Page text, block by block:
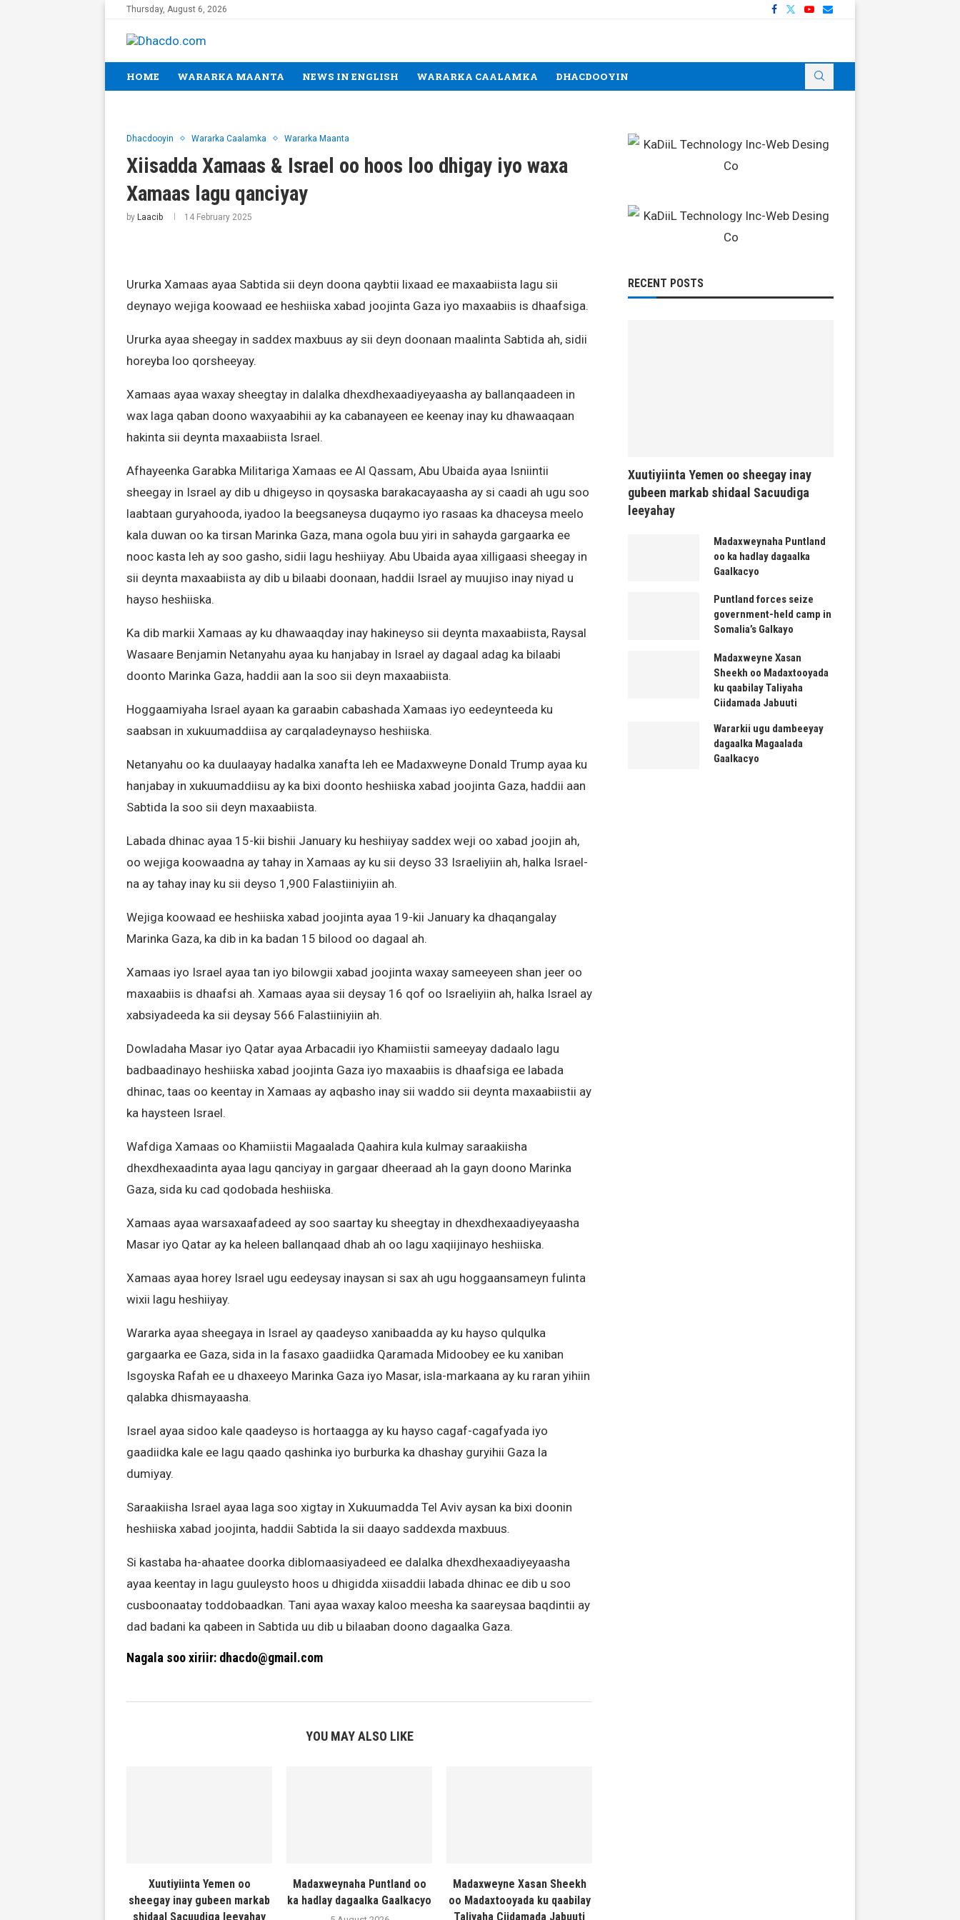
Thursday, August 6, 2026
HOME WARARKA MAANTA NEWS IN ENGLISH WARARKA CAALAMKA DHACDOOYIN
Dhacdooyin Wararka Caalamka Wararka Maanta
Xiisadda Xamaas & Israel oo hoos loo dhigay iyo waxa
Xamaas lagu qanciyay
by Laacib 14 February 2025
Ururka Xamaas ayaa Sabtida sii deyn doona qaybtii lixaad ee maxaabiista lagu sii
deynayo wejiga koowaad ee heshiiska xabad joojinta Gaza iyo maxaabiis is dhaafsiga.
Ururka ayaa sheegay in saddex maxbuus ay sii deyn doonaan maalinta Sabtida ah, sidii
horeyba loo qorsheeyay.
Xamaas ayaa waxay sheegtay in dalalka dhexdhexaadiyeyaasha ay ballanqaadeen in
wax laga qaban doono waxyaabihii ay ka cabanayeen ee keenay inay ku dhawaaqaan
hakinta sii deynta maxaabiista Israel.
Afhayeenka Garabka Militariga Xamaas ee Al Qassam, Abu Ubaida ayaa Isniintii
sheegay in Israel ay dib u dhigeyso in qoysaska barakacayaasha ay si caadi ah ugu soo
laabtaan guryahooda, iyadoo la beegsaneysa duqaymo iyo rasaas ka dhaceysa meelo
kala duwan oo ka tirsan Marinka Gaza, mana ogola buu yiri in sahayda gargaarka ee
nooc kasta leh ay soo gasho, sidii lagu heshiiyay. Abu Ubaida ayaa xilligaasi sheegay in
sii deynta maxaabiista ay dib u bilaabi doonaan, haddii Israel ay muujiso inay niyad u
hayso heshiiska.
Ka dib markii Xamaas ay ku dhawaaqday inay hakineyso sii deynta maxaabiista, Raysal
Wasaare Benjamin Netanyahu ayaa ku hanjabay in Israel ay dagaal adag ka bilaabi
doonto Marinka Gaza, haddii aan la soo sii deyn maxaabiista.
Hoggaamiyaha Israel ayaan ka garaabin cabashada Xamaas iyo eedeynteeda ku
saabsan in xukuumaddiisa ay carqaladeynayso heshiiska.
Netanyahu oo ka duulaayay hadalka xanafta leh ee Madaxweyne Donald Trump ayaa ku
hanjabay in xukuumaddiisu ay ka bixi doonto heshiiska xabad joojinta Gaza, haddii aan
Sabtida la soo sii deyn maxaabiista.
Labada dhinac ayaa 15-kii bishii January ku heshiiyay saddex weji oo xabad joojin ah,
oo wejiga koowaadna ay tahay in Xamaas ay ku sii deyso 33 Israeliyiin ah, halka Israel-
na ay tahay inay ku sii deyso 1,900 Falastiiniyiin ah.
Wejiga koowaad ee heshiiska xabad joojinta ayaa 19-kii January ka dhaqangalay
Marinka Gaza, ka dib in ka badan 15 bilood oo dagaal ah.
Xamaas iyo Israel ayaa tan iyo bilowgii xabad joojinta waxay sameeyeen shan jeer oo
maxaabiis is dhaafsi ah. Xamaas ayaa sii deysay 16 qof oo Israeliyiin ah, halka Israel ay
xabsiyadeeda ka sii deysay 566 Falastiiniyiin ah.
Dowladaha Masar iyo Qatar ayaa Arbacadii iyo Khamiistii sameeyay dadaalo lagu
badbaadinayo heshiiska xabad joojinta Gaza iyo maxaabiis is dhaafsiga ee labada
dhinac, taas oo keentay in Xamaas ay aqbasho inay sii waddo sii deynta maxaabiistii ay
ka haysteen Israel.
Wafdiga Xamaas oo Khamiistii Magaalada Qaahira kula kulmay saraakiisha
dhexdhexaadinta ayaa lagu qanciyay in gargaar dheeraad ah la gayn doono Marinka
Gaza, sida ku cad qodobada heshiiska.
Xamaas ayaa warsaxaafadeed ay soo saartay ku sheegtay in dhexdhexaadiyeyaasha
Masar iyo Qatar ay ka heleen ballanqaad dhab ah oo lagu xaqiijinayo heshiiska.
Xamaas ayaa horey Israel ugu eedeysay inaysan si sax ah ugu hoggaansameyn fulinta
wixii lagu heshiiyay.
Wararka ayaa sheegaya in Israel ay qaadeyso xanibaadda ay ku hayso qulqulka
gargaarka ee Gaza, sida in la fasaxo gaadiidka Qaramada Midoobey ee ku xaniban
Isgoyska Rafah ee u dhaxeeyo Marinka Gaza iyo Masar, isla-markaana ay ku raran yihiin
qalabka dhismayaasha.
Israel ayaa sidoo kale qaadeyso is hortaagga ay ku hayso cagaf-cagafyada iyo
gaadiidka kale ee lagu qaado qashinka iyo burburka ka dhashay guryihii Gaza la
dumiyay.
Saraakiisha Israel ayaa laga soo xigtay in Xukuumadda Tel Aviv aysan ka bixi doonin
heshiiska xabad joojinta, haddii Sabtida la sii daayo saddexda maxbuus.
Si kastaba ha-ahaatee doorka diblomaasiyadeed ee dalalka dhexdhexaadiyeyaasha
ayaa keentay in lagu guuleysto hoos u dhigidda xiisaddii labada dhinac ee dib u soo
cusboonaatay toddobaadkan. Tani ayaa waxay kaloo meesha ka saareysaa baqdintii ay
dad badani ka qabeen in Sabtida uu dib u bilaaban doono dagaalka Gaza.
Nagala soo xiriir: dhacdo@gmail.com
YOU MAY ALSO LIKE
Xuutiyiinta Yemen oo
sheegay inay gubeen markab
shidaal Sacuudiga leeyahay
Madaxweynaha Puntland oo
ka hadlay dagaalka Gaalkacyo
Madaxweyne Xasan Sheekh
oo Madaxtooyada ku qaabilay
Taliyaha Ciidamada Jabuuti
RECENT POSTS
Xuutiyiinta Yemen oo sheegay inay
gubeen markab shidaal Sacuudiga
leeyahay
Madaxweynaha Puntland
oo ka hadlay dagaalka
Gaalkacyo
Puntland forces seize
government-held camp in
Somalia’s Galkayo
Madaxweyne Xasan
Sheekh oo Madaxtooyada
ku qaabilay Taliyaha
Ciidamada Jabuuti
Wararkii ugu dambeeyay
dagaalka Magaalada
Gaalkacyo